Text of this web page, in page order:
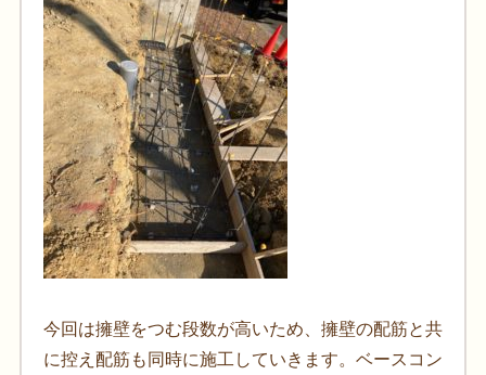
今回は擁壁をつむ段数が高いため、擁壁の配筋と共
に控え配筋も同時に施工していきます。ベースコン